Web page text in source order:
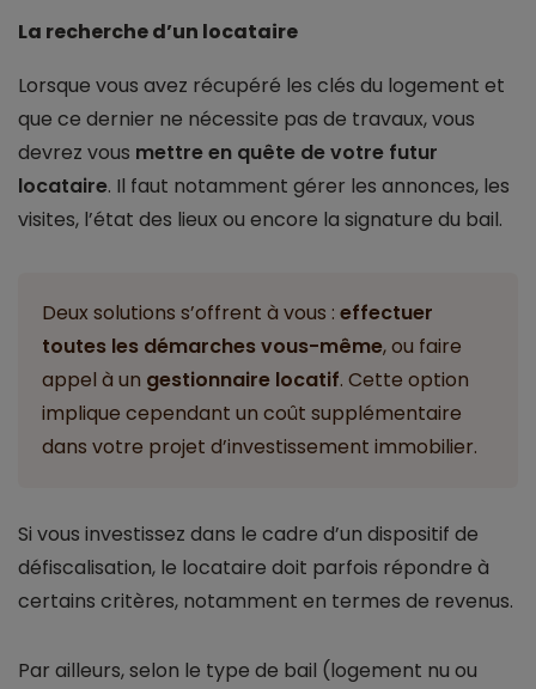
La recherche d’un locataire
Lorsque vous avez récupéré les clés du logement et
que ce dernier ne nécessite pas de travaux, vous
devrez vous mettre en quête de votre futur
locataire. Il faut notamment gérer les annonces, les
visites, l’état des lieux ou encore la signature du bail.
Deux solutions s’offrent à vous : effectuer
toutes les démarches vous-même, ou faire
appel à un gestionnaire locatif. Cette option
implique cependant un coût supplémentaire
dans votre projet d’investissement immobilier.
Si vous investissez dans le cadre d’un dispositif de
défiscalisation, le locataire doit parfois répondre à
certains critères, notamment en termes de revenus.
Par ailleurs, selon le type de bail (logement nu ou